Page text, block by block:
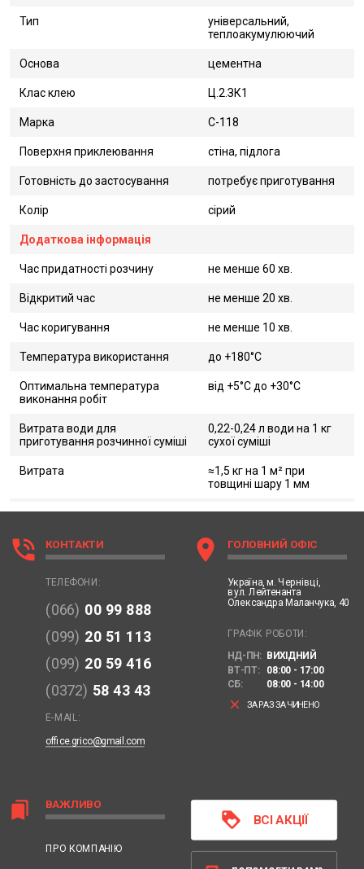
Тип
універсальний,
теплоакумулюючий
Основа цементна
Клас клею Ц.2.ЗК1
Марка C-118
Поверхня приклеювання стіна, підлога
Готовність до застосування потребує приготування
Колір сірий
Додаткова інформація
Час придатності розчину не менше 60 хв.
Відкритий час не менше 20 хв.
Час коригування не менше 10 хв.
Температура використання до +180°C
Оптимальна температура
виконання робіт
від +5°C до +30°C
Витрата води для
приготування розчинної суміші
0,22-0,24 л води на 1 кг
сухої суміші
Витрата
≈1,5 кг на 1 м² при
товщині шару 1 мм
bookmarks ВАЖЛИВО
ПРО КОМПАНІЮ
phone_in_talk КОНТАКТИ
ТЕЛЕФОНИ:
(066) 00 99 888
(099) 20 51 113
(099) 20 59 416
(0372) 58 43 43
E-MAIL:
office.grico@gmail.com
location_on ГОЛОВНИЙ ОФІС
Україна, м. Чернівці,
вул. Лейтенанта
Олександра Маланчука, 40
ГРАФІК РОБОТИ:
НД-ПН: ВИХІДНИЙ
ВТ-ПТ:
08:00 - 17:00
СБ:
08:00 - 14:00
clear ЗАРАЗ ЗАЧИНЕНО
loyalty ВСІ АКЦІЇ